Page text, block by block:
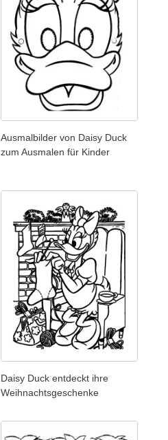
Ausmalbilder von Daisy Duck
zum Ausmalen für Kinder
Daisy Duck entdeckt ihre
Weihnachtsgeschenke